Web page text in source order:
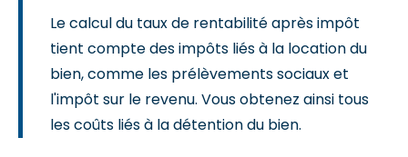
Le calcul du taux de rentabilité après impôt
tient compte des impôts liés à la location du
bien, comme les prélèvements sociaux et
l'impôt sur le revenu. Vous obtenez ainsi tous
les coûts liés à la détention du bien.